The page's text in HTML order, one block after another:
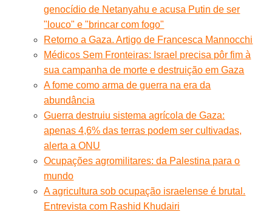
genocídio de Netanyahu e acusa Putin de ser
"louco" e "brincar com fogo"
Retorno a Gaza. Artigo de Francesca Mannocchi
Médicos Sem Fronteiras: Israel precisa pôr fim à
sua campanha de morte e destruição em Gaza
A fome como arma de guerra na era da
abundância
Guerra destruiu sistema agrícola de Gaza:
apenas 4,6% das terras podem ser cultivadas,
alerta a ONU
Ocupações agromilitares: da Palestina para o
mundo
A agricultura sob ocupação israelense é brutal.
Entrevista com Rashid Khudairi